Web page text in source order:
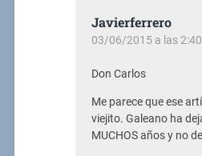
Javierferrero
03/06/2015 a las
Don Carlos
Me parece que ese
viejito. Galeano ha
MUCHOS años y no